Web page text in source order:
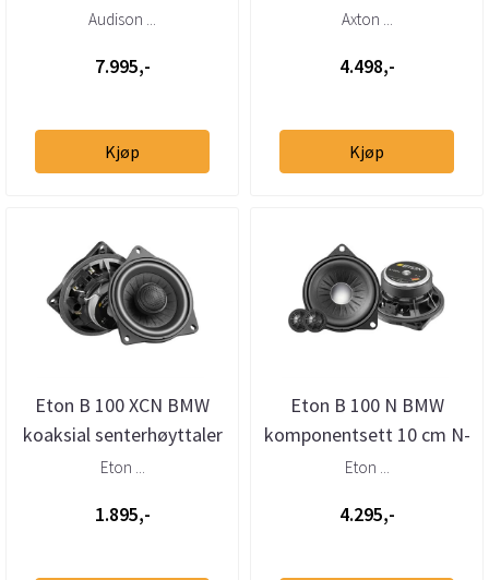
interface
Audison ...
7.995,-
Kjøp
BMW Plug & Play DSP
Axton ...
4.498,-
Kjøp
Eton B 100 XCN BMW
koaksial senterhøyttaler
10 cm N-kurv
Eton ...
1.895,-
Eton B 100 N BMW
komponentsett 10 cm N-
kurv
Eton ...
4.295,-